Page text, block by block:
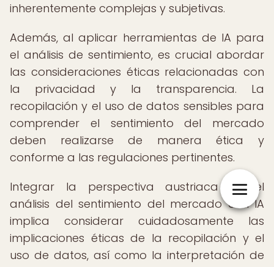
inherentemente complejas y subjetivas.
Además, al aplicar herramientas de IA para
el análisis de sentimiento, es crucial abordar
las consideraciones éticas relacionadas con
la privacidad y la transparencia. La
recopilación y el uso de datos sensibles para
comprender el sentimiento del mercado
deben realizarse de manera ética y
conforme a las regulaciones pertinentes.
Integrar la perspectiva austriaca en el
análisis del sentimiento del mercado con IA
implica considerar cuidadosamente las
implicaciones éticas de la recopilación y el
uso de datos, así como la interpretación de